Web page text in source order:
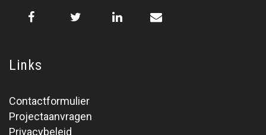
Links
Contactformulier
Projectaanvragen
Privacybeleid